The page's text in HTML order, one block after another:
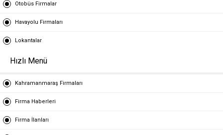
Otobüs Firmalar
Havayolu Firmaları
Lokantalar
Hızlı Menü
Kahramanmaraş Firmaları
Firma Haberleri
Firma İlanları